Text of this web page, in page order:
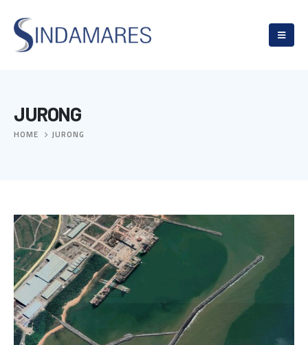
JURONG
HOME JURONG